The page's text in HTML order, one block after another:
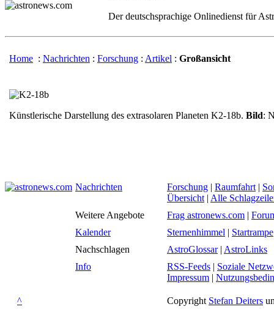
Der deutschsprachige Onlinedienst für
Home : Nachrichten : Forschung : Artikel : Großansicht
Künstlerische Darstellung des extrasolaren Planeten K2-18b. Bild:
Nachrichten Forschung | Raumfahrt |
Übersicht | Alle
Weitere Angebote
Frag astronews.com |
Kalender
Sternenhimmel | Startrampe
Nachschlagen
AstroGlossar| AstroLinks
Info
RSS-Feeds | Soziale
Impressum |
^ Copyright Stefan Deiters